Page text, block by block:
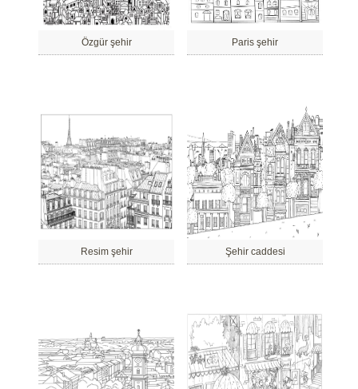
Özgür şehir Paris şehir
Resim şehir Şehir caddesi